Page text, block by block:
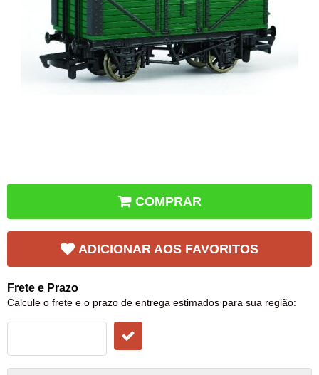
COMPRAR
ADICIONAR AOS FAVORITOS
Frete e Prazo
Calcule o frete e o prazo de entrega estimados para sua região: